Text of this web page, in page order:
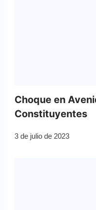
Choque en
Constituyentes
3 de julio de 2023